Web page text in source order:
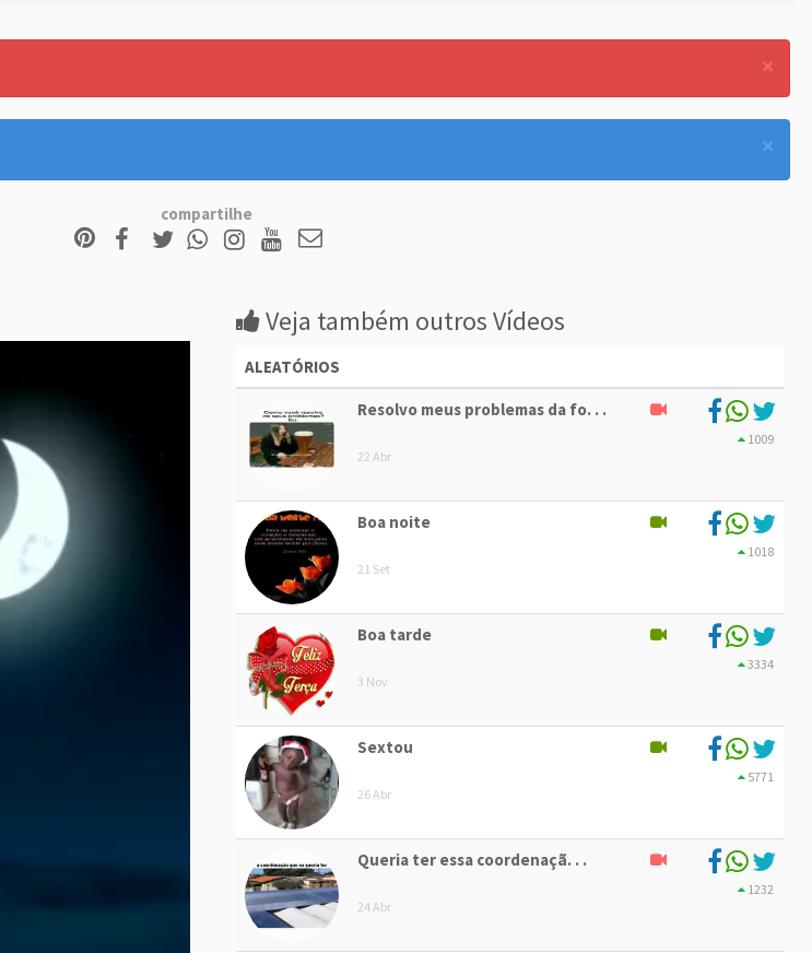
×
×
compartilhe
Veja também outros Vídeos
ALEATÓRIOS
Resolvo meus problemas da fo. . .
22 Abr
1009
Boa noite
21 Set
1018
Boa tarde
3 Nov
3334
Sextou
26 Abr
5771
Queria ter essa coordenaçã. . .
24 Abr
1232